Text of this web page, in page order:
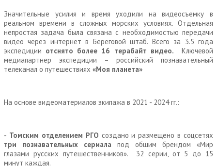
Значительные усилия и время уходили на видеосъемку в
реальном времени в сложных морских условиях. Отдельная
непростая задача была связана с необходимостью передачи
видео через интернет в Береговой штаб. Всего за 3.5 года
экспедиции отснято более 16 терабайт видео. Ключевой
медиапартнер экспедиции – российский познавательный
телеканал о путешествиях «Моя планета»
На основе видеоматериалов экипажа в 2021 - 2024 гг.:
- Томским отделением РГО создано и размещено в соцсетях
три познавательных сериала под общим брендом «Мир
глазами русских путешественников». 32 серии, от 5 до 15
минут каждая.